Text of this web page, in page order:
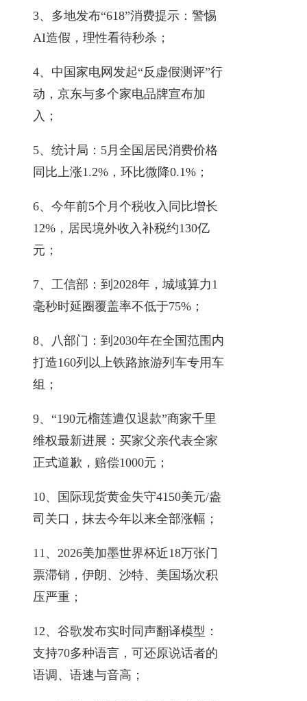
3、多地发布“618”消费提示：警惕
AI造假，理性看待秒杀；
4、中国家电网发起“反虚假测评”行
动，京东与多个家电品牌宣布加
入；
5、统计局：5月全国居民消费价格
同比上涨1.2%，环比微降0.1%；
6、今年前5个月个税收入同比增长
12%，居民境外收入补税约130亿
元；
7、工信部：到2028年，城域算力1
毫秒时延圈覆盖率不低于75%；
8、八部门：到2030年在全国范围内
打造160列以上铁路旅游列车专用车
组；
9、“190元榴莲遭仅退款”商家千里
维权最新进展：买家父亲代表全家
正式道歉，赔偿1000元；
10、国际现货黄金失守4150美元/盎
司关口，抹去今年以来全部涨幅；
11、2026美加墨世界杯近18万张门
票滞销，伊朗、沙特、美国场次积
压严重；
12、谷歌发布实时同声翻译模型：
支持70多种语言，可还原说话者的
语调、语速与音高；